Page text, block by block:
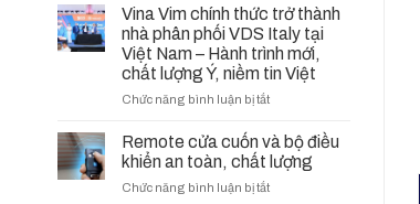
Nào
Cần
Thay
Ắc
Quy
Cho
Lưu
Điện
Cửa
Vina Vim chính thức trở thành
nhà phân phối VDS Italy tại
Việt Nam – Hành trình mới,
chất lượng Ý, niềm tin Việt
Chức năng bình luận bị tắtở
Vim
chính
thức
trở
Remote cửa cuốn và bộ điều
khiển an toàn, chất lượng
Chức năng bình luận bị tắtở